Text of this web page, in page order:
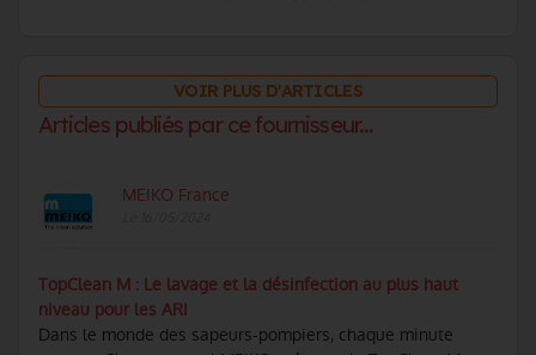
VOIR PLUS D'ARTICLES
Articles publiés par ce fournisseur...
MEIKO France
TopClean M : Le lavage et la désinfection au plus haut
niveau pour les ARI
Dans le monde des sapeurs-pompiers, chaque minute